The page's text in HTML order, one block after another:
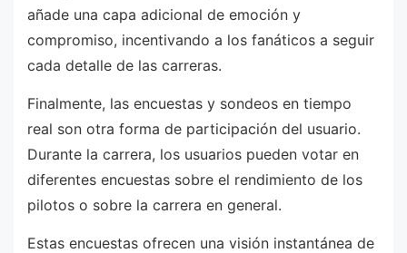
añade una capa adicional de emoción y
compromiso, incentivando a los fanáticos a seguir
cada detalle de las carreras.
Finalmente, las encuestas y sondeos en tiempo
real son otra forma de participación del usuario.
Durante la carrera, los usuarios pueden votar en
diferentes encuestas sobre el rendimiento de los
pilotos o sobre la carrera en general.
Estas encuestas ofrecen una visión instantánea de